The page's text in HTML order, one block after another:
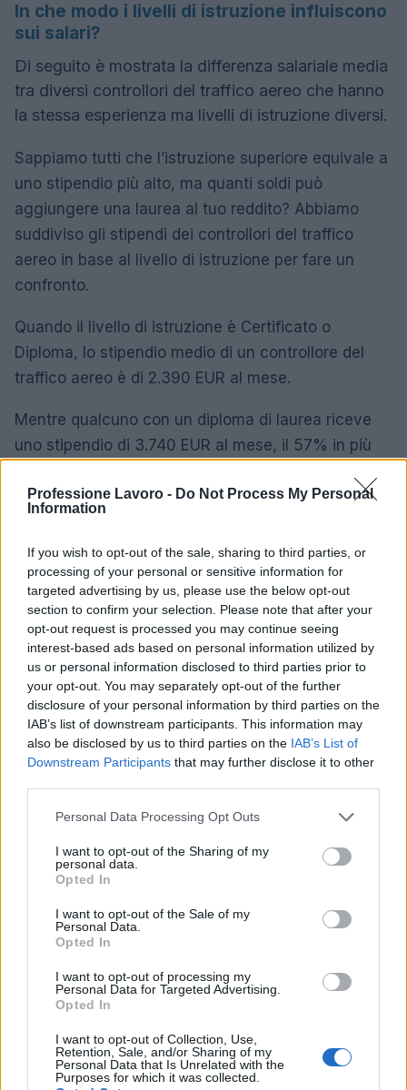
Professione Lavoro - Do Not Process My Personal
Information
If you wish to opt-out of the sale, sharing to third parties, or
processing of your personal or sensitive information for
targeted advertising by us, please use the below opt-out
section to confirm your selection. Please note that after your
opt-out request is processed you may continue seeing
interest-based ads based on personal information utilized by
us or personal information disclosed to third parties prior to
your opt-out. You may separately opt-out of the further
disclosure of your personal information by third parties on the
IAB’s list of downstream participants. This information may
also be disclosed by us to third parties on the IAB’s List of
Downstream Participants that may further disclose it to other
Please note that this website/app uses one or more Google
not limited to your visit or usage behaviour. You may click to
grant or deny consent to Google and its third-party tags to
use your data for below specified purposes in below Google
consent section.
Personal Data Processing Opt Outs
I want to opt-out of the Sharing of my
personal data.
Opted In
I want to opt-out of the Sale of my
Personal Data.
Opted In
I want to opt-out of processing my
Personal Data for Targeted Advertising.
Opted In
I want to opt-out of Collection, Use,
Retention, Sale, and/or Sharing of my
Personal Data that Is Unrelated with the
Purposes for which it was collected.
In che modo i livelli di istruzione influiscono
sui salari?
Di seguito è mostrata la differenza salariale media
tra diversi controllori del traffico aereo che hanno
la stessa esperienza ma livelli di istruzione diversi.
Sappiamo tutti che l’istruzione superiore equivale a
uno stipendio più alto, ma quanti soldi può
aggiungere una laurea al tuo reddito? Abbiamo
suddiviso gli stipendi dei controllori del traffico
aereo in base al livello di istruzione per fare un
confronto.
Quando il livello di istruzione è Certificato o
Diploma, lo stipendio medio di un controllore del
traffico aereo è di 2.390 EUR al mese.
Mentre qualcuno con un diploma di laurea riceve
uno stipendio di 3.740 EUR al mese, il 57% in più
Un Master riceve al suo titolare uno stipendio
chi ha una laurea.
Differenza salariale media del controllore
del traffico aereo per livello di istruzione in
Italia
Certificato o Diploma
2.390
EUR
Laurea triennale + 57%
3.740
EUR
Master + 68%
L’aumento e la diminuzione percentuali sono relativi al
valore precedente
Vale la pena un Master o un MBA? Dovresti
perseguire l’istruzione superiore?
Un corso di laurea magistrale o qualsiasi
programma post-laurea in
Euro (i) a54.700Euro (i) e dura circa due anni.
Questo è un bel investimento.